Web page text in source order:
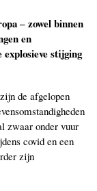
‒ zowel binnen
en
stijging
de afgelopen
zwaar onder vuur
covid en een
zijn